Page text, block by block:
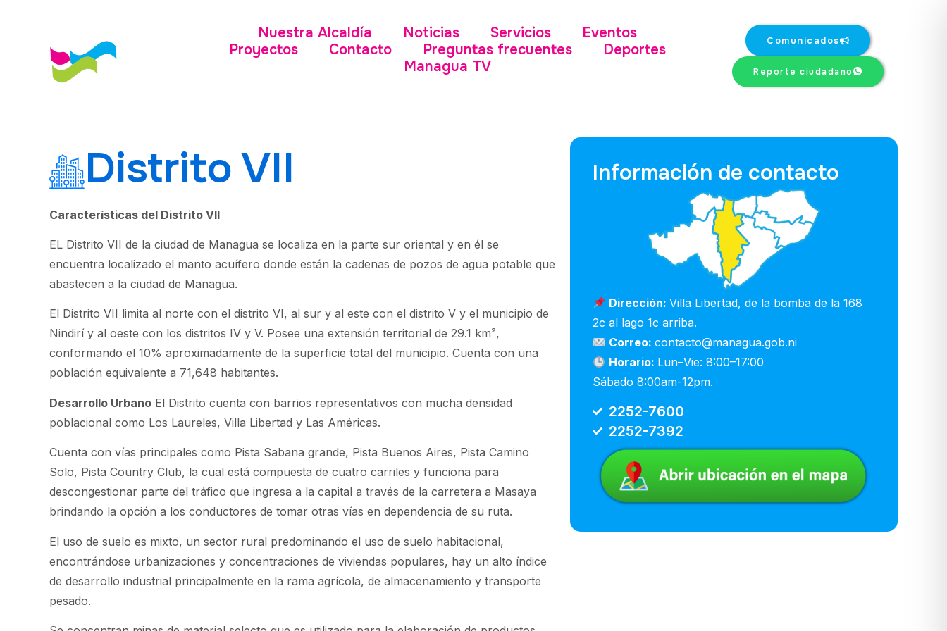
Nuestra Alcaldía Noticias Servicios
Eventos
Proyectos
Contacto Preguntas frecuentes
Deportes
Managua TV
Comunicados
Reporte ciudadano
Distrito VII
Características del Distrito VII
EL Distrito VII de la ciudad de Managua se localiza en la parte sur oriental y en él se
encuentra localizado el manto acuífero donde están la cadenas de pozos de agua potable que
abastecen a la ciudad de Managua.
El Distrito VII limita al norte con el distrito VI, al sur y al este con el distrito V y el municipio de
Nindirí y al oeste con los distritos IV y V. Posee una extensión territorial de 29.1 km²,
conformando el 10% aproximadamente de la superficie total del municipio. Cuenta con una
población equivalente a 71,648 habitantes.
Desarrollo Urbano El Distrito cuenta con barrios representativos con mucha densidad
poblacional como Los Laureles, Villa Libertad y Las Américas.
Cuenta con vías principales como Pista Sabana grande, Pista Buenos Aires, Pista Camino
Solo, Pista Country Club, la cual está compuesta de cuatro carriles y funciona para
descongestionar parte del tráfico que ingresa a la capital a través de la carretera a Masaya
brindando la opción a los conductores de tomar otras vías en dependencia de su ruta.
El uso de suelo es mixto, un sector rural predominando el uso de suelo habitacional,
encontrándose urbanizaciones y concentraciones de viviendas populares, hay un alto índice
de desarrollo industrial principalmente en la rama agrícola, de almacenamiento y transporte
pesado.
Información de contacto
Dirección:Villa Libertad, de la bomba de la 168
2c al lago 1c arriba.
Correo:contacto@managua.gob.ni
Horario: Lun–Vie: 8:00–17:00
Sábado 8:00am-12pm.
2252-7600
2252-7392